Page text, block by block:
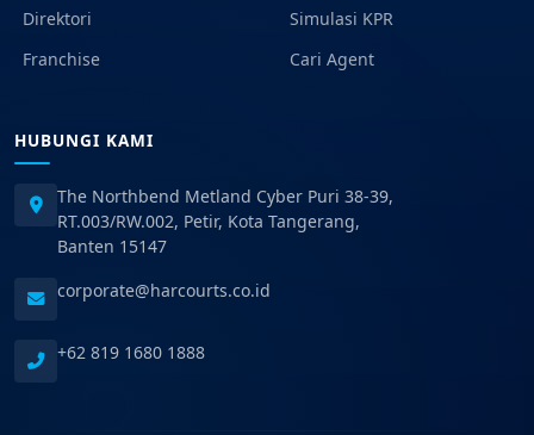
Direktori
Franchise
Simulasi KPR
Cari Agent
HUBUNGI KAMI
The Northbend Metland Cyber Puri 38-39,
RT.003/RW.002, Petir, Kota Tangerang,
Banten 15147
corporate@harcourts.co.id
+62 819 1680 1888